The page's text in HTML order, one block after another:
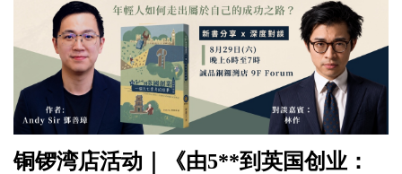
铜锣湾店活动｜《由5**到英国创业：